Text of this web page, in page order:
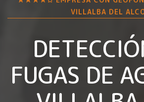
VILLALBA DEL
FUGAS DE